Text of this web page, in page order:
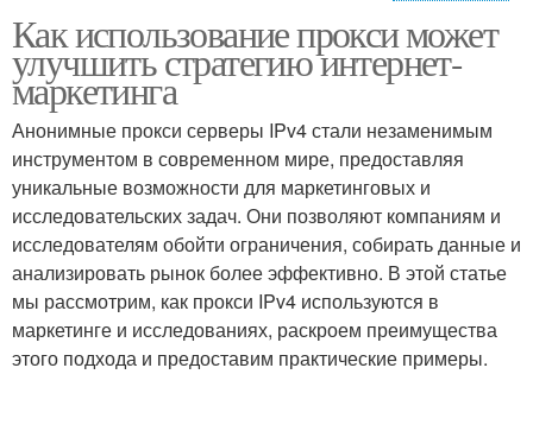
маркетинга
Бесплатные прокси
Прокси для
маркетинговых целей
Платные прокси
Прокси в
маркетинговых
кампаниях
Как использование прокси может
улучшить стратегию интернет-
маркетинга
Анонимные прокси серверы IPv4 стали незаменимым
инструментом в современном мире, предоставляя
уникальные возможности для маркетинговых и
исследовательских задач. Они позволяют компаниям и
исследователям обойти ограничения, собирать данные и
анализировать рынок более эффективно. В этой статье
мы рассмотрим, как прокси IPv4 используются в
маркетинге и исследованиях, раскроем преимущества
этого подхода и предоставим практические примеры.